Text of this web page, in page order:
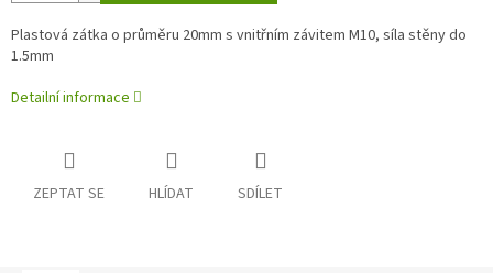
Plastová zátka o průměru 20mm s vnitřním závitem M10, síla stěny do
1.5mm
Detailní informace
ZEPTAT SE HLÍDAT SDÍLET